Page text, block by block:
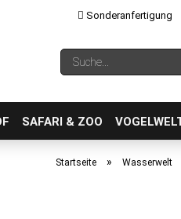
Sonderanfertigung
SAFARI & ZOO
Startseite » Wasserwelt